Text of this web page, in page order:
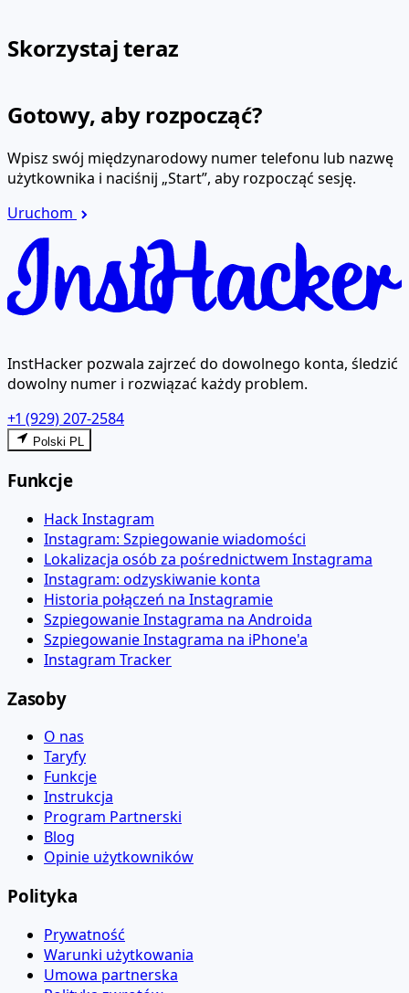
Skorzystaj teraz
Gotowy, aby rozpocząć?
Wpisz swój międzynarodowy numer telefonu lub nazwę
użytkownika i naciśnij „Start”, aby rozpocząć sesję.
Uruchom
InstHacker pozwala zajrzeć do dowolnego konta, śledzić
dowolny numer i rozwiązać każdy problem.
+1 (929) 207-2584
Polski PL
Funkcje
Hack Instagram
Instagram: Szpiegowanie wiadomości
Lokalizacja osób za pośrednictwem Instagrama
Instagram: odzyskiwanie konta
Historia połączeń na Instagramie
Szpiegowanie Instagrama na Androida
Szpiegowanie Instagrama na iPhone'a
Instagram Tracker
Zasoby
O nas
Taryfy
Funkcje
Instrukcja
Program Partnerski
Blog
Opinie użytkowników
Polityka
Prywatność
Warunki użytkowania
Umowa partnerska